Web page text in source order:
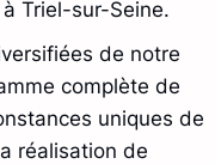
Triel-sur-Seine.
de notre
complète de
uniques de
réalisation de